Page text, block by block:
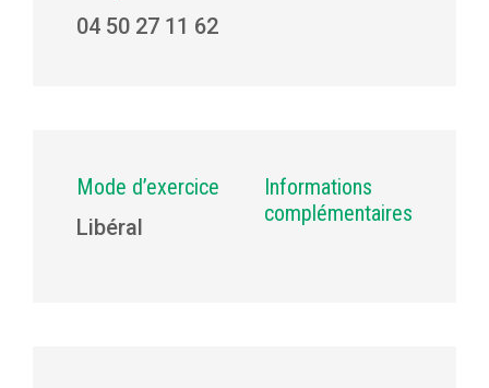
04 50 27 11 62
Mode d’exercice
Libéral
Informations
complémentaires